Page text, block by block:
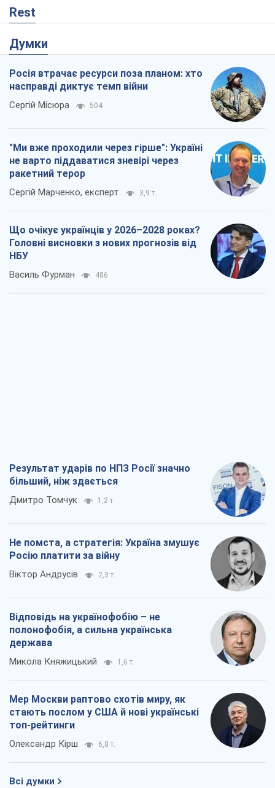
Rest
Думки
Росія втрачає ресурси поза планом: хто
насправді диктує темп війни
Сергій Місюра 504
"Ми вже проходили через гірше": Україні
не варто піддаватися зневірі через
ракетний терор
Сергій Марченко, експерт 3,9 т.
Що очікує українців у 2026–2028 роках?
Головні висновки з нових прогнозів від
НБУ
Василь Фурман 486
Результат ударів по НПЗ Росії значно
більший, ніж здається
Дмитро Томчук 1,2 т.
Не помста, а стратегія: Україна змушує
Росію платити за війну
Віктор Андрусів 2,3 т.
Відповідь на українофобію – не
полонофобія, а сильна українська
держава
Микола Княжицький 1,6 т.
Мер Москви раптово схотів миру, як
стають послом у США й нові українські
топ-рейтинги
Олександр Кірш 6,8 т.
Всі думки